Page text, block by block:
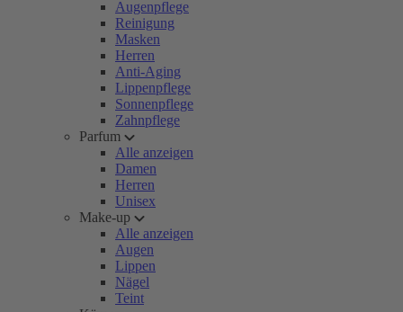
Augenpflege
Reinigung
Masken
Herren
Anti-Aging
Lippenpflege
Sonnenpflege
Zahnpflege
Parfum
Alle anzeigen
Damen
Herren
Unisex
Make-up
Alle anzeigen
Augen
Lippen
Nägel
Teint